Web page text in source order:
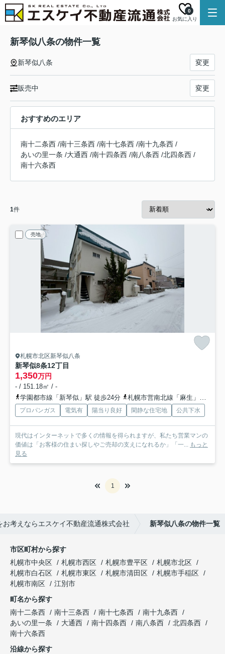
お気に入り
0
新琴似八条の物件一覧
新琴似八条 変更
販売中 変更
おすすめのエリア
南十二条西 /南十三条西 /南十七条西 /南十九条西 /
あいの里一条 /大通西 /南十四条西 /南八条西 /北四条西 /
南十六条西
1件
売地
札幌市北区新琴似八条
新琴似8条12丁目
1,350万円
- / 151.18㎡ / -
学園都市線「新琴似」駅 徒歩24分
札幌市営南北線「麻生」駅 徒歩31分
プロパンガス 電気有 陽当り良好 閑静な住宅地 公共下水
現代はインターネットで多くの情報を得られますが、私たち営業マンの
価値は「お客様の住まい探しやご売却の支えになれるか」「一... もっと
見る
1
考えならエスケイ不動産流通株式会社 新琴似八条の物件一覧
市区町村から探す
札幌市中央区
札幌市西区 札幌市豊平区
札幌市北区
札幌市白石区
札幌市東区 札幌市清田区
札幌市手稲区
札幌市南区
江別市
町名から探す
南十二条西
南十三条西 南十七条西
南十九条西
あいの里一条
大通西 南十四条西 南八条西
北四条西
南十六条西
沿線から探す